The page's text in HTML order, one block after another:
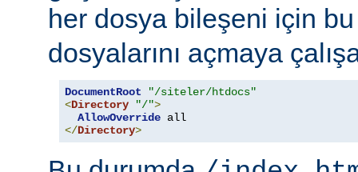
her dosya bileşeni için
dosyalarını açmaya
DocumentRoot
"/siteler/htdocs"
<Directory "/">
AllowOverride
</Directory>